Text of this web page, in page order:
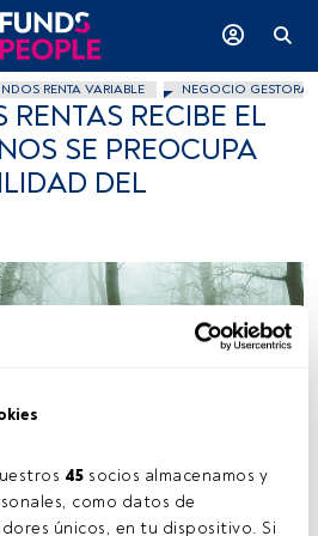
45 socios almacenamos y
como datos de
únicos, en tu dispositivo. Si
RENTA VARIABLE NEGOCIO GESTORAS
RECIBE EL
SE PREOCUPA
DEL